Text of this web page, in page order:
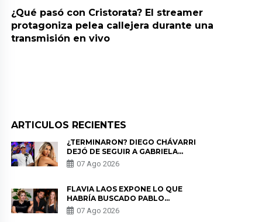
¿Qué pasó con Cristorata? El streamer
protagoniza pelea callejera durante una
transmisión en vivo
ARTICULOS RECIENTES
¿TERMINARON? DIEGO CHÁVARRI
DEJÓ DE SEGUIR A GABRIELA
HERRERA Y ANUNCIA SU SALIDA
DE PÓDCAST
07 Ago 2026
FLAVIA LAOS EXPONE LO QUE
HABRÍA BUSCADO PABLO
HEREDIA CON ALE FULLER: “UNA
DE LAS PARTES QUERÍA EL
07 Ago 2026